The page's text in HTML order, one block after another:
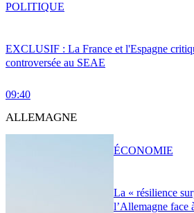
EXCLUSIF : La France et l'Espagne
controversée au SEAE
09:40
POLITIQUE
ALLEMAGNE
La « résilience
l’Allemagne face
ÉCONOMIE